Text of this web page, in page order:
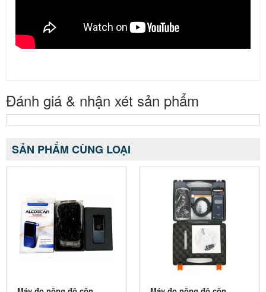
Đánh giá & nhận xét sản phẩm
SẢN PHẨM CÙNG LOẠI